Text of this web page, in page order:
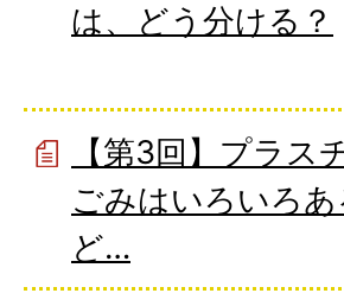
は、どう分ける？
【第3回】プラス
ごみはいろいろあ
ど…